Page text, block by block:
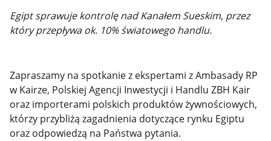
Egipt sprawuje kontrolę nad Kanałem Sueskim, przez
który przepływa ok. 10% światowego handlu.
Zapraszamy na spotkanie z ekspertami z Ambasady RP
w Kairze, Polskiej Agencji Inwestycji i Handlu ZBH Kair
oraz importerami polskich produktów żywnościowych,
którzy przybliżą zagadnienia dotyczące rynku Egiptu
oraz odpowiedzą na Państwa pytania.